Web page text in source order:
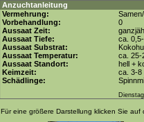
Anzuchtanleitung
Vermehrung:
Vorbehandlung:
0
Aussaat Zeit:
Aussaat Tiefe:
ca.
Aussaat Substrat:
Aussaat Temperatur:
ca. 25-
Aussaat Standort:
hell +
Keimzeit:
ca. 3-8
Schädlinge:
Für eine größere Darstellung klicken Sie auf